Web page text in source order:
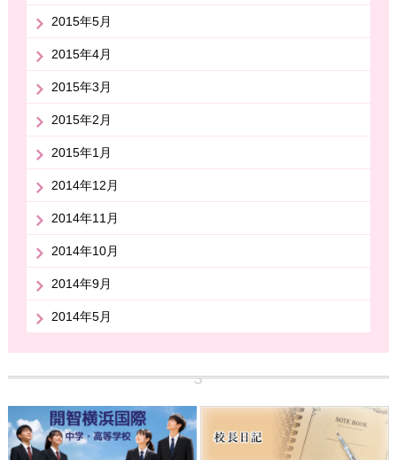
2015年5月
2015年4月
2015年3月
2015年2月
2015年1月
2014年12月
2014年11月
2014年10月
2014年9月
2014年5月